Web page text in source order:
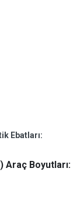
Ebatları:
Araç Boyutları: